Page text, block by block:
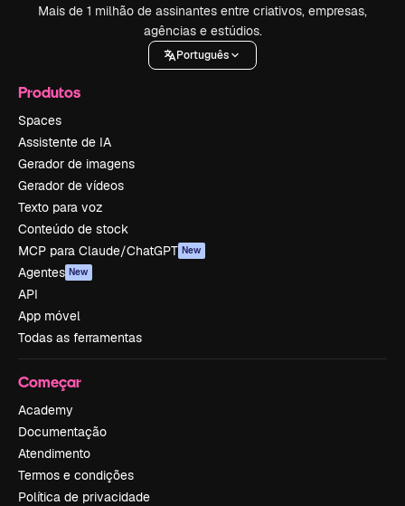
Mais de 1 milhão de assinantes entre criativos, empresas,
agências e estúdios.
Português
Produtos
Spaces
Assistente de IA
Gerador de imagens
Gerador de vídeos
Texto para voz
Conteúdo de stock
MCP para Claude/ChatGPT New
Agentes New
API
App móvel
Todas as ferramentas
Começar
Academy
Documentação
Atendimento
Termos e condições
Política de privacidade